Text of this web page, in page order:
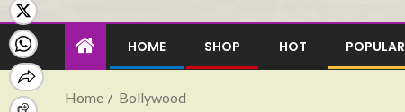
HOME SHOP HOT POPULAR
Home Bollywood